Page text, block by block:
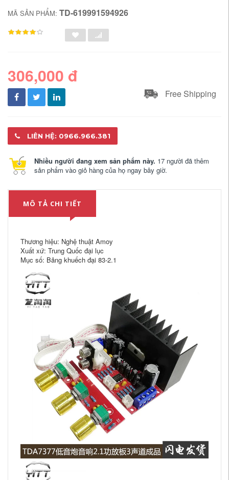
MÃ SẢN PHẨM: TD-619991594926
306,000 đ
Free Shipping
LIÊN HỆ: 0966.966.381
Nhiều người đang xem sản phẩm này. 17 người đã thêm
sản phẩm vào giỏ hàng của họ ngay bây giờ.
MÔ TẢ CHI TIẾT
Thương hiệu: Nghệ thuật Amoy
Xuất xứ: Trung Quốc đại lục
Mục số: Bảng khuếch đại 83-2.1